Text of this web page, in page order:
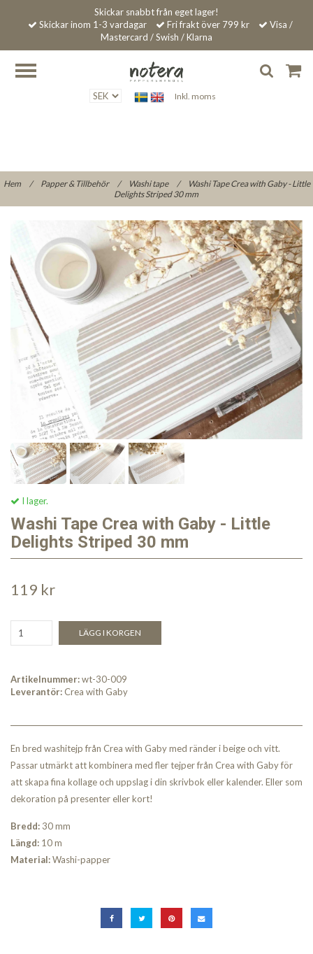
Skickar snabbt från eget lager!
Skickar inom 1-3 vardagar
Fri frakt över 799 kr
Visa /
Mastercard / Swish / Klarna
Inkl. moms
Hem / Papper & Tillbehör / Washi tape /
Washi Tape Crea with Gaby - Little
Delights Striped 30 mm
I lager.
Washi Tape Crea with Gaby - Little
Delights Striped 30 mm
119 kr
LÄGG I KORGEN
Artikelnummer:wt-30-009
Leverantör:Crea with Gaby
En bred washitejp från Crea with Gaby med ränder i beige och vitt.
Passar utmärkt att kombinera med fler tejper från Crea with Gaby för
att skapa fina kollage och uppslag i din skrivbok eller kalender. Eller som
dekoration på presenter eller kort!
Bredd: 30 mm
Längd: 10 m
Material:Washi-papper